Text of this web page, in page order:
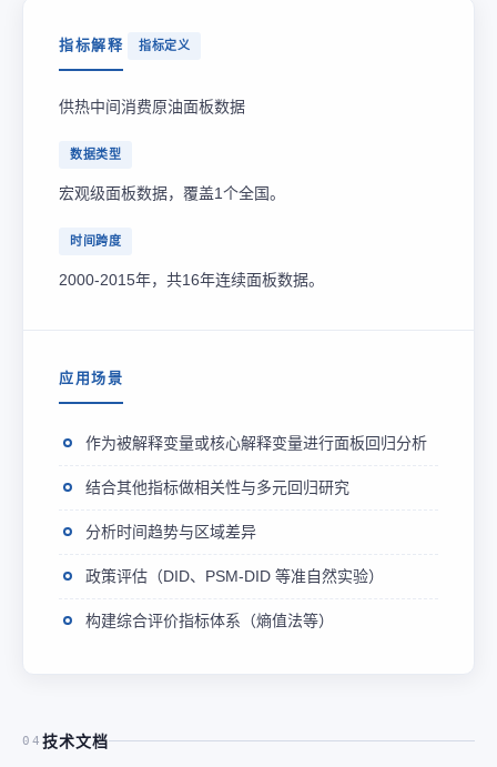
指标解释 指标定义
供热中间消费原油面板数据
数据类型
宏观级面板数据，覆盖1个全国。
时间跨度
2000-2015年，共16年连续面板数据。
应用场景
作为被解释变量或核心解释变量进行面板回归分析
结合其他指标做相关性与多元回归研究
分析时间趋势与区域差异
政策评估（DID、PSM-DID 等准自然实验）
构建综合评价指标体系（熵值法等）
04 技术文档